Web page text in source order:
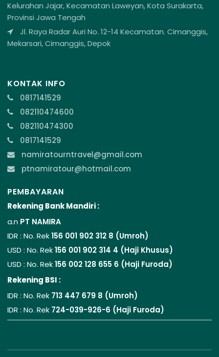
Kelurahan Jajar, Kecamatan Laweyan, Kota Surakarta,
Provinsi Jawa Tengah
Jl. Raya Radar Auri No. 12-14 Kecamatan. Cimanggis,
Mekarsari, Cimanggis, Depok
KONTAK INFO
0817141529
082110474600
082110474300
0817141529
namiratourntravel@gmail.com
ptnamiratour@hotmail.com
PEMBAYARAN
Rekening Bank Mandiri :
a.n PT NAMIRA
IDR : No. Rek156 001 902 312 8 (Umroh)
USD : No. Rek156 001 902 314 4 (Haji Khusus)
USD : No. Rek156 002 128 655 6 (Haji Furoda)
Rekening BSI :
IDR : No. Rek 713 447 679 8 (Umroh)
IDR : No. Rek 724-039-926-6 (Haji Furoda)